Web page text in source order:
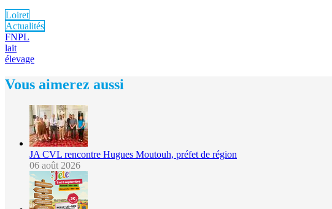
Loiret
Actualités
FNPL
lait
élevage
Vous aimerez aussi
JA CVL rencontre Hugues Moutouh, préfet de région
06 août 2026